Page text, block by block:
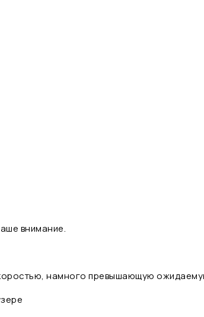
внимание.
намного превышающую